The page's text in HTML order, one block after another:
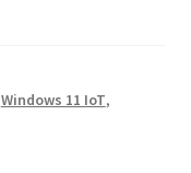
Windows 11 IoT,